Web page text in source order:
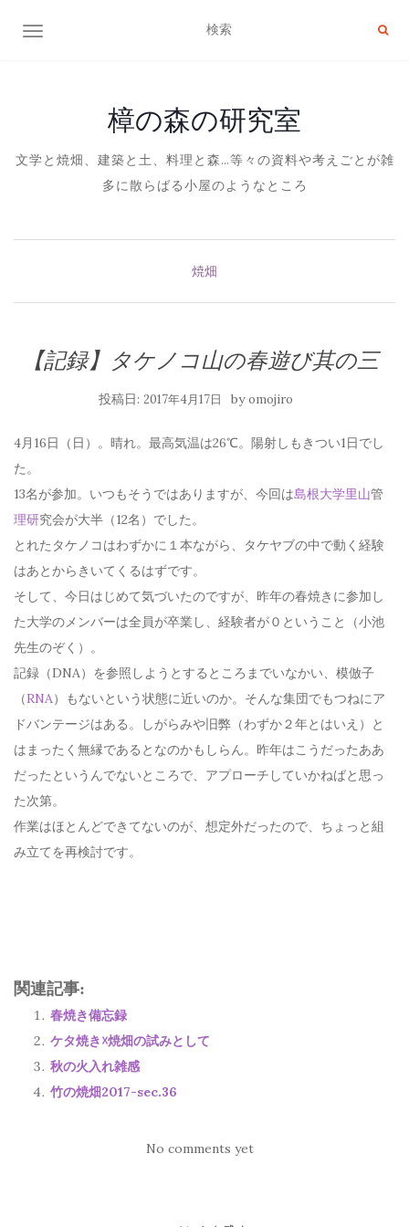
ナビゲーション切り替え
樟の森の研究室
文学と焼畑、建築と土、料理と森…等々の資料や考えごとが雑
多に散らばる小屋のようなところ
焼畑
【記録】タケノコ山の春遊び其の三
投稿日: 2017年4月17日 byomojiro
4月16日（日）。晴れ。最高気温は26℃。陽射しもきつい1日でし
た。
13名が参加。いつもそうではありますが、今回は島根大学里山管
理研究会が大半（12名）でした。
とれたタケノコはわずかに１本ながら、タケヤブの中で動く経験
はあとからきいてくるはずです。
そして、今日はじめて気づいたのですが、昨年の春焼きに参加し
た大学のメンバーは全員が卒業し、経験者が０ということ（小池
先生のぞく）。
記録（DNA）を参照しようとするところまでいなかい、模倣子
（RNA）もないという状態に近いのか。そんな集団でもつねにア
ドバンテージはある。しがらみや旧弊（わずか２年とはいえ）と
はまったく無縁であるとなのかもしらん。昨年はこうだったああ
だったというんでないところで、アプローチしていかねばと思っ
た次第。
作業はほとんどできてないのが、想定外だったので、ちょっと組
み立てを再検討です。
関連記事:
春焼き備忘録
ケタ焼き☓焼畑の試みとして
秋の火入れ雑感
竹の焼畑2017-sec.36
No comments yet